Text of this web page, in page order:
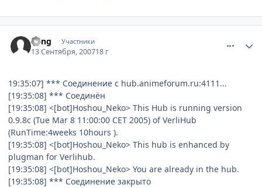
Kyng Участники
13 Сентября, 200718 г
19:35:07] *** Соединение с hub.animeforum.ru:4111...
[19:35:08] *** Соединён
[19:35:08] <[bot]Hoshou_Neko> This Hub is running version
0.9.8c (Tue Mar 8 11:00:00 CET 2005) of VerliHub
(RunTime:4weeks 10hours ).
[19:35:08] <[bot]Hoshou_Neko> This hub is enhanced by
plugman for Verlihub.
[19:35:08] <[bot]Hoshou_Neko> You are already in the hub.
[19:35:08] *** Соединение закрыто